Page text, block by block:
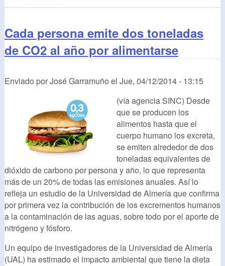
Cada persona emite dos toneladas
de CO2 al año por alimentarse
Enviado porJosé Garramuño el Jue, 04/12/2014 - 13:15
(vía agencia SINC) Desde
que se producen los
alimentos hasta que el
cuerpo humano los excreta,
se emiten alrededor de dos
toneladas equivalentes de
dióxido de carbono por persona y año, lo que representa
más de un 20% de todas las emisiones anuales. Así lo
refleja un estudio de la Universidad de Almería que confirma
por primera vez la contribución de los excrementos humanos
a la contaminación de las aguas, sobre todo por el aporte de
nitrógeno y fósforo.
Un equipo de investigadores de la Universidad de Almería
(UAL) ha estimado el impacto ambiental que tiene la dieta